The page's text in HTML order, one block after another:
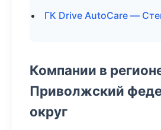
ГК Drive AutoCare —
Компании в
Приволжский
округ